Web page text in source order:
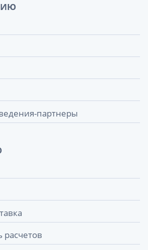
партнеры
расчетов